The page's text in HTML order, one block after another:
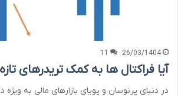
26/03/1404
11
آیا فراکتال ها به کمک تریدرهای
در دنیای پرنوسان و پویای بازارهای مالی به ویژه